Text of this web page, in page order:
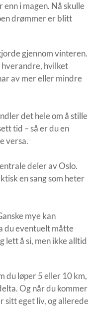
i magen. Nå skulle
drømmer er blitt
gjennom vinteren.
hverandre, hvilket
av mer eller mindre
det hele om å stille
tid – så er du en
versa.
deler av Oslo.
en sang som heter
mye kan
du eventuelt måtte
lett å si, men ikke alltid
du løper 5 eller 10 km,
Og når du kommer
sitt eget liv, og allerede